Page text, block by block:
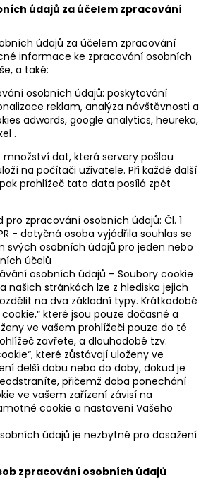
údajů za účelem zpracování
údajů za účelem zpracování
informace ke zpracování osobních
a také:
osobních údajů: poskytování
reklam, analýza návštěvnosti a
adwords, google analytics, heureka,
.
množství dat, která servery pošlou
na počítači uživatele. Při každé další
prohlížeč tato data posílá zpět
pro zpracování osobních údajů: Čl. 1
- dotyčná osoba vyjádřila souhlas se
svých osobních údajů pro jeden nebo
účelů
osobních údajů – Soubory cookie
našich stránkách lze z hlediska jejich
na dva základní typy. Krátkodobé
cookie,“ které jsou pouze dočasné a
ve vašem prohlížeči pouze do té
zavřete, a dlouhodobé tzv.
které zůstávají uloženy ve
delší dobu nebo do doby, dokud je
přičemž doba ponechání
ve vašem zařízení závisí na
cookie a nastavení Vašeho
údajů je nezbytné pro dosažení
zpracování osobních údajů